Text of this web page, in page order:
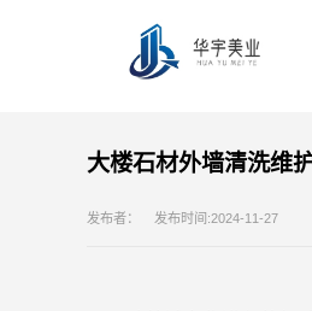
大楼石材外墙清洗维
发布者： 发布时间:2024-11-27